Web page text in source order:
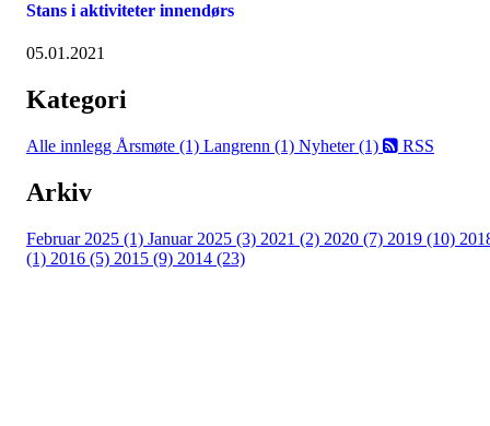
Stans i aktiviteter innendørs
05.01.2021
Kategori
Alle innlegg Årsmøte (1) Langrenn (1) Nyheter (1) RSS
Arkiv
Februar 2025 (1) Januar 2025 (3) 2021 (2) 2020 (7) 2019 (10)
(1) 2016 (5) 2015 (9) 2014 (23)